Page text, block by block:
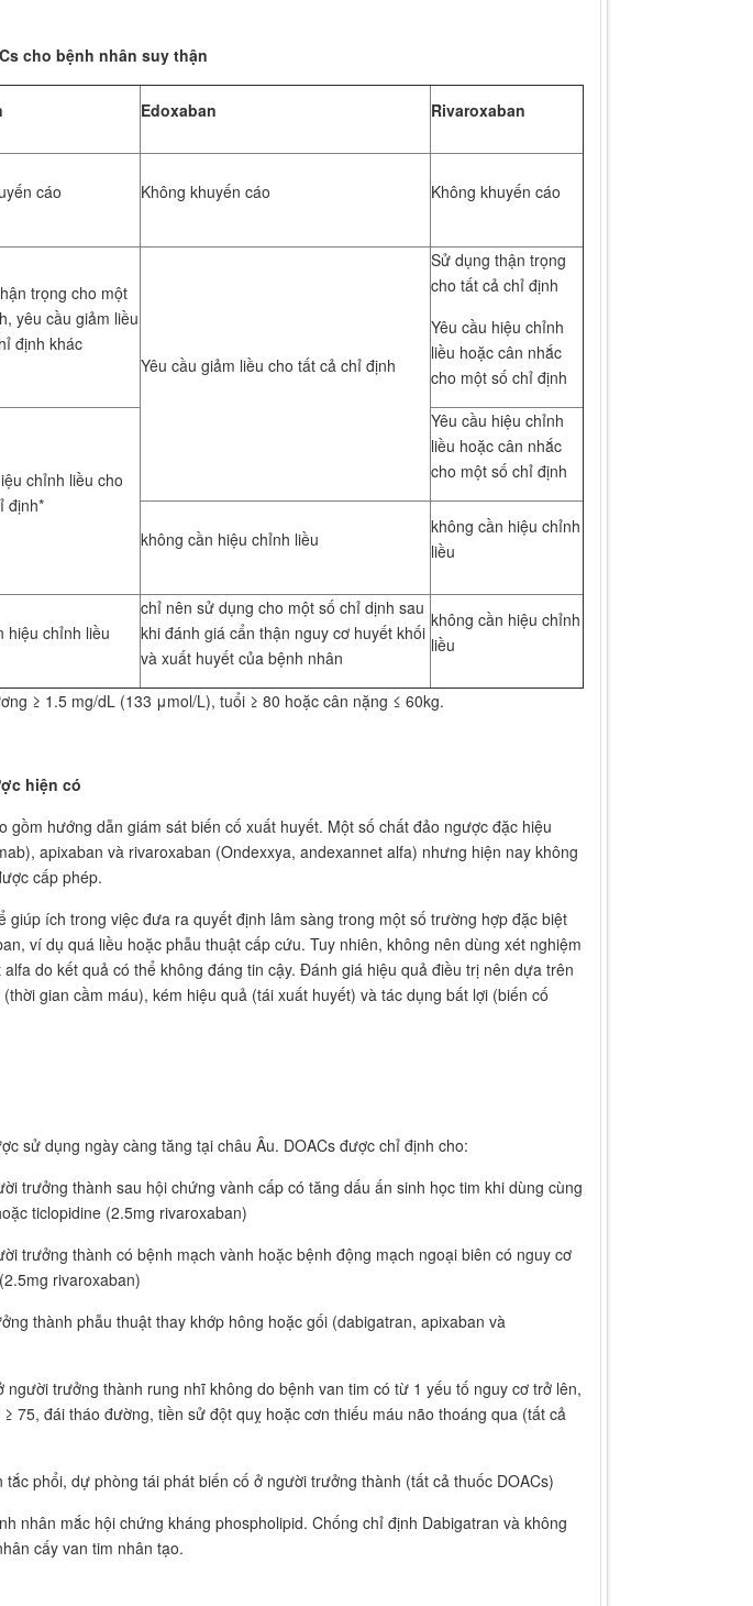
cho bệnh nhân suy thận
Edoxaban Rivaroxaban
cáo Không khuyến cáo Không khuyến cáo
trọng cho một
yêu cầu giảm liều
định khác
Yêu cầu giảm liều cho tất cả chỉ định
Sử dụng thận trọng
cho tất cả chỉ định
Yêu cầu hiệu chỉnh
liều hoặc cân nhắc
cho một số chỉ định
chỉnh liều cho
định*
Yêu cầu hiệu chỉnh
liều hoặc cân nhắc
cho một số chỉ định
không cần hiệu chỉnh liều
không cần hiệu chỉnh
liều
hiệu chỉnh liều
chỉ nên sử dụng cho một số chỉ dịnh sau
khi đánh giá cẩn thận nguy cơ huyết khối
và xuất huyết của bệnh nhân
không cần hiệu chỉnh
liều
≥ 1.5 mg/dL (133 μmol/L), tuổi ≥ 80 hoặc cân nặng ≤ 60kg.
hiện có
gồm hướng dẫn giám sát biến cố xuất huyết. Một số chất đảo ngược đặc hiệu
apixaban và rivaroxaban (Ondexxya, andexannet alfa) nhưng hiện nay không
cấp phép.
giúp ích trong việc đưa ra quyết định lâm sàng trong một số trường hợp đặc biệt
ví dụ quá liều hoặc phẫu thuật cấp cứu. Tuy nhiên, không nên dùng xét nghiệm
do kết quả có thể không đáng tin cậy. Đánh giá hiệu quả điều trị nên dựa trên
gian cầm máu), kém hiệu quả (tái xuất huyết) và tác dụng bất lợi (biến cố
sử dụng ngày càng tăng tại châu Âu. DOACs được chỉ định cho:
trưởng thành sau hội chứng vành cấp có tăng dấu ấn sinh học tim khi dùng cùng
ticlopidine (2.5mg rivaroxaban)
trưởng thành có bệnh mạch vành hoặc bệnh động mạch ngoại biên có nguy cơ
rivaroxaban)
thành phẫu thuật thay khớp hông hoặc gối (dabigatran, apixaban và
trưởng thành rung nhĩ không do bệnh van tim có từ 1 yếu tố nguy cơ trở lên,
75, đái tháo đường, tiền sử đột quỵ hoặc cơn thiếu máu não thoáng qua (tất cả
phổi, dự phòng tái phát biến cố ở người trưởng thành (tất cả thuốc DOACs)
nhân mắc hội chứng kháng phospholipid. Chống chỉ định Dabigatran và không
cấy van tim nhân tạo.